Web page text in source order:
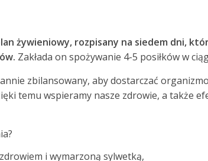
żywieniowy, rozpisany na siedem dni,
Zakłada on spożywanie 4-5 posiłków w
zbilansowany, aby dostarczać
temu wspieramy nasze zdrowie, a także
i wymarzoną sylwetką,